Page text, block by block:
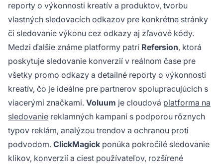
reporty o výkonnosti kreatív a produktov, tvorbu
vlastných sledovacích odkazov pre konkrétne stránky
či sledovanie výkonu cez odkazy aj zľavové kódy.
Medzi ďalšie známe platformy patrí Refersion, ktorá
poskytuje sledovanie konverzií v reálnom čase pre
všetky promo odkazy a detailné reporty o výkonnosti
kreatív, čo je ideálne pre partnerov spolupracujúcich s
viacerými značkami. Voluum je cloudová platforma na
sledovanie reklamných kampaní s podporou rôznych
typov reklám, analýzou trendov a ochranou proti
podvodom. ClickMagick ponúka pokročilé sledovanie
klikov, konverzií a ciest používateľov, rozšírené